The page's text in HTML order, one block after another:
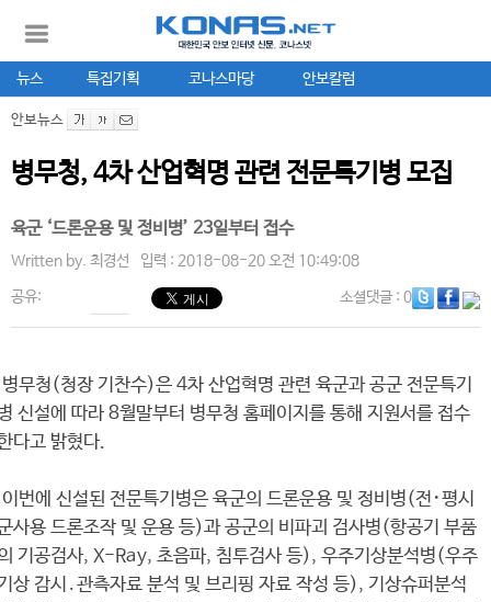
뉴스 특집기획 코나스마당 안보칼럼
안보뉴스
병무청, 4차 산업혁명 관련 전문특기병 모집
육군 ‘드론운용 및 정비병’ 23일부터 접수
Written by. 최경선 입력 : 2018-08-20 오전 10:49:08
공유: 소셜댓글: 0
무청(청장 기찬수)은 4차 산업혁명 관련 육군과 공군 전문특기
신설에 따라 8월말부터 병무청 홈페이지를 통해 지원서를 접수
다고 밝혔다.
번에 신설된 전문특기병은 육군의 드론운용 및 정비병(전･평시
사용 드론조작 및 운용 등)과 공군의 비파괴 검사병(항공기 부품
기공검사, X-Ray, 초음파, 침투검사 등), 우주기상분석병(우주
상 감시․관측자료 분석 및 브리핑 자료 작성 등), 기상슈퍼분석